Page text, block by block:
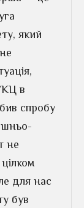
який
в
спробу
не
для нас
був